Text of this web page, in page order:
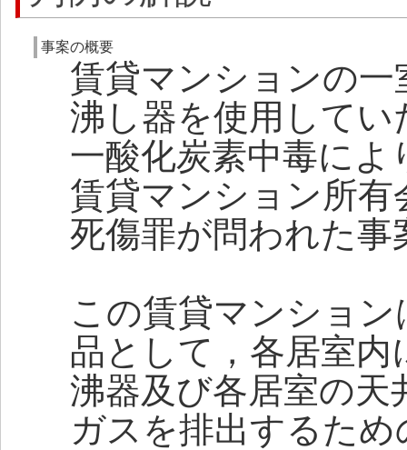
事案の概要
賃貸マンションの
沸し器を使用して
一酸化炭素中毒に
賃貸マンション所有
死傷罪が問われた事
この賃貸マンショ
品として，各居室
沸器及び各居室の天
ガスを排出するた